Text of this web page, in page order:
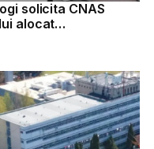
solicita CNAS
alocat